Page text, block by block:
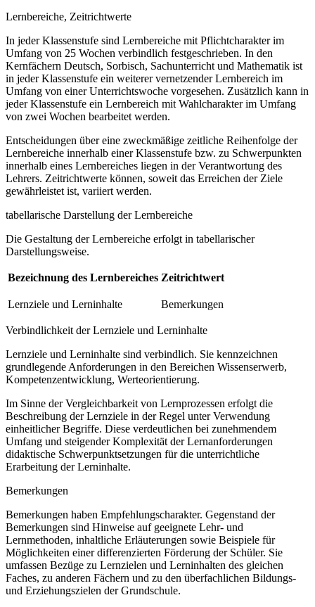
Lernbereiche, Zeitrichtwerte
In jeder Klassenstufe sind Lernbereiche mit Pflichtcharakter im
Umfang von 25 Wochen verbindlich festgeschrieben. In den
Kernfächern Deutsch, Sorbisch, Sachunterricht und Mathematik ist
in jeder Klassenstufe ein weiterer vernetzender Lernbereich im
Umfang von einer Unterrichtswoche vorgesehen. Zusätzlich kann in
jeder Klassenstufe ein Lernbereich mit Wahlcharakter im Umfang
von zwei Wochen bearbeitet werden.
Entscheidungen über eine zweckmäßige zeitliche Reihenfolge der
Lernbereiche innerhalb einer Klassenstufe bzw. zu Schwerpunkten
innerhalb eines Lernbereiches liegen in der Verantwortung des
Lehrers. Zeitrichtwerte können, soweit das Erreichen der Ziele
gewährleistet ist, variiert werden.
tabellarische Darstellung der Lernbereiche
Die Gestaltung der Lernbereiche erfolgt in tabellarischer
Darstellungsweise.
Bezeichnung des Lernbereiches Zeitrichtwert
Lernziele und Lerninhalte Bemerkungen
Verbindlichkeit der Lernziele und Lerninhalte
Lernziele und Lerninhalte sind verbindlich. Sie kennzeichnen
grundlegende Anforderungen in den Bereichen Wissenserwerb,
Kompetenzentwicklung, Werteorientierung.
Im Sinne der Vergleichbarkeit von Lernprozessen erfolgt die
Beschreibung der Lernziele in der Regel unter Verwendung
einheitlicher Begriffe. Diese verdeutlichen bei zunehmendem
Umfang und steigender Komplexität der Lernanforderungen
didaktische Schwerpunktsetzungen für die unterrichtliche
Erarbeitung der Lerninhalte.
Bemerkungen
Bemerkungen haben Empfehlungscharakter. Gegenstand der
Bemerkungen sind Hinweise auf geeignete Lehr- und
Lernmethoden, inhaltliche Erläuterungen sowie Beispiele für
Möglichkeiten einer differenzierten Förderung der Schüler. Sie
umfassen Bezüge zu Lernzielen und Lerninhalten des gleichen
Faches, zu anderen Fächern und zu den überfachlichen Bildungs-
und Erziehungszielen der Grundschule.